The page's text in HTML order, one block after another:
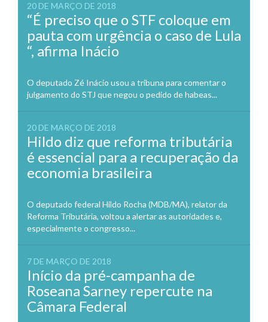
20 DE MARÇO DE 2018
“É preciso que o STF coloque em
pauta com urgência o caso de Lula
“, afirma Inácio
O deputado Zé Inácio usou a tribuna para comentar o
julgamento do STJ que negou o pedido de habeas...
20 DE MARÇO DE 2018
Hildo diz que reforma tributária
é essencial para a recuperação da
economia brasileira
O deputado federal Hildo Rocha (MDB/MA), relator da
Reforma Tributária, voltou a alertar as autoridades e,
especialmente o congresso...
7 DE MARÇO DE 2018
Início da pré-campanha de
Roseana Sarney repercute na
Câmara Federal